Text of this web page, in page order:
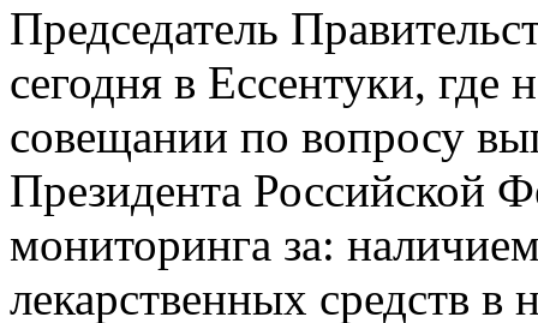
Председатель
сегодня в Ессентуки, где
совещании по вопросу
Президента Российской
мониторинга за:
лекарственных средств